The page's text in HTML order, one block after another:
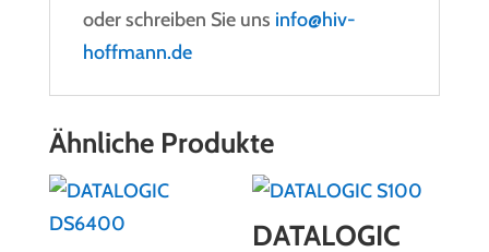
oder schreiben Sie uns info@hiv-
hoffmann.de
Ähnliche Produkte
DATALOGIC